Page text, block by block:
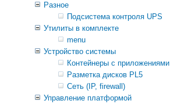
Разное
Подсистема контроля UPS
Утилиты в комплекте
menu
Устройство системы
Контейнеры с приложениями
Разметка дисков PL5
Сеть (IP, firewall)
Управление платформой